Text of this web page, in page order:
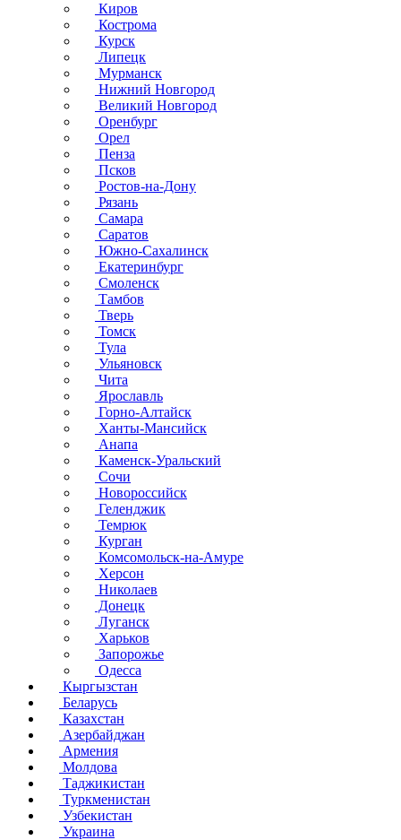
Киров
Кострома
Курск
Липецк
Мурманск
Нижний Новгород
Великий Новгород
Оренбург
Орел
Пенза
Псков
Ростов-на-Дону
Рязань
Самара
Саратов
Южно-Сахалинск
Екатеринбург
Смоленск
Тамбов
Тверь
Томск
Тула
Ульяновск
Чита
Ярославль
Горно-Алтайск
Ханты-Мансийск
Анапа
Каменск-Уральский
Сочи
Новороссийск
Геленджик
Темрюк
Курган
Комсомольск-на-Амуре
Херсон
Николаев
Донецк
Луганск
Харьков
Запорожье
Одесса
Кыргызстан
Беларусь
Казахстан
Азербайджан
Армения
Молдова
Таджикистан
Туркменистан
Узбекистан
Украина